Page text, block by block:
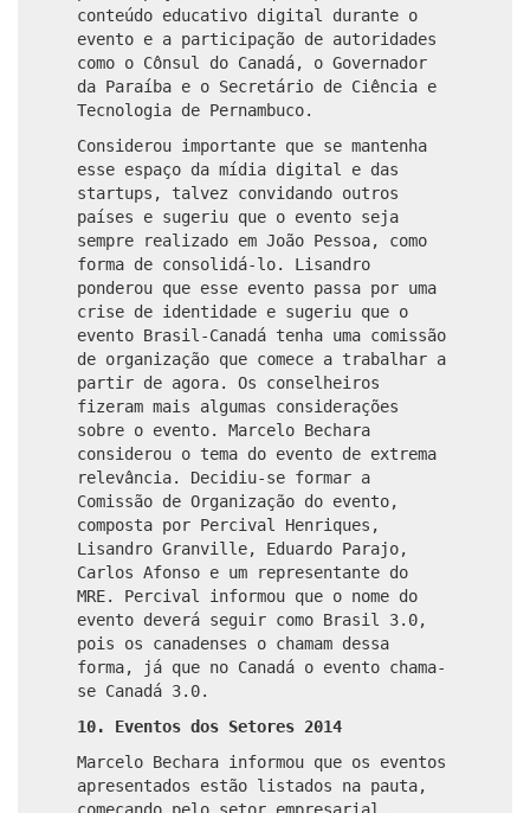
conteúdo educativo digital durante o
evento e a participação de autoridades
como o Cônsul do Canadá, o Governador
da Paraíba e o Secretário de Ciência e
Tecnologia de Pernambuco.
Considerou importante que se mantenha
esse espaço da mídia digital e das
startups, talvez convidando outros
países e sugeriu que o evento seja
sempre realizado em João Pessoa, como
forma de consolidá-lo. Lisandro
ponderou que esse evento passa por uma
crise de identidade e sugeriu que o
evento Brasil-Canadá tenha uma comissão
de organização que comece a trabalhar a
partir de agora. Os conselheiros
fizeram mais algumas considerações
sobre o evento. Marcelo Bechara
considerou o tema do evento de extrema
relevância. Decidiu-se formar a
Comissão de Organização do evento,
composta por Percival Henriques,
Lisandro Granville, Eduardo Parajo,
Carlos Afonso e um representante do
MRE. Percival informou que o nome do
evento deverá seguir como Brasil 3.0,
pois os canadenses o chamam dessa
forma, já que no Canadá o evento chama-
se Canadá 3.0.
10. Eventos dos Setores 2014
Marcelo Bechara informou que os eventos
apresentados estão listados na pauta,
começando pelo setor empresarial.